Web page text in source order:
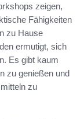
zeigen,
Fähigkeiten
zu Hause
ermutigt, sich
Es gibt kaum
zu genießen und
zu